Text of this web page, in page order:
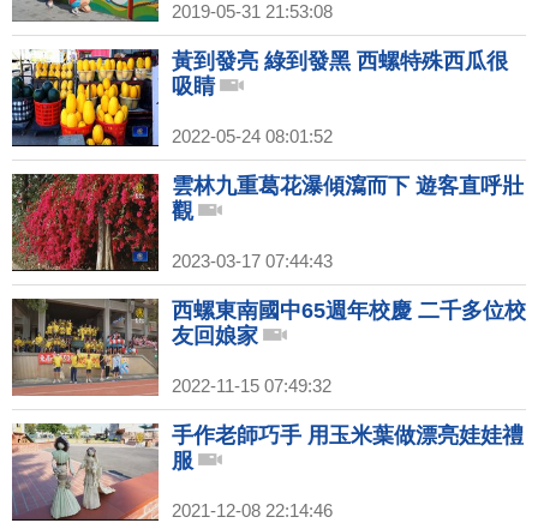
2019-05-31 21:53:08
黃到發亮 綠到發黑 西螺特殊西瓜很
吸睛
2022-05-24 08:01:52
雲林九重葛花瀑傾瀉而下 遊客直呼壯
觀
2023-03-17 07:44:43
西螺東南國中65週年校慶 二千多位校
友回娘家
2022-11-15 07:49:32
手作老師巧手 用玉米葉做漂亮娃娃禮
服
2021-12-08 22:14:46